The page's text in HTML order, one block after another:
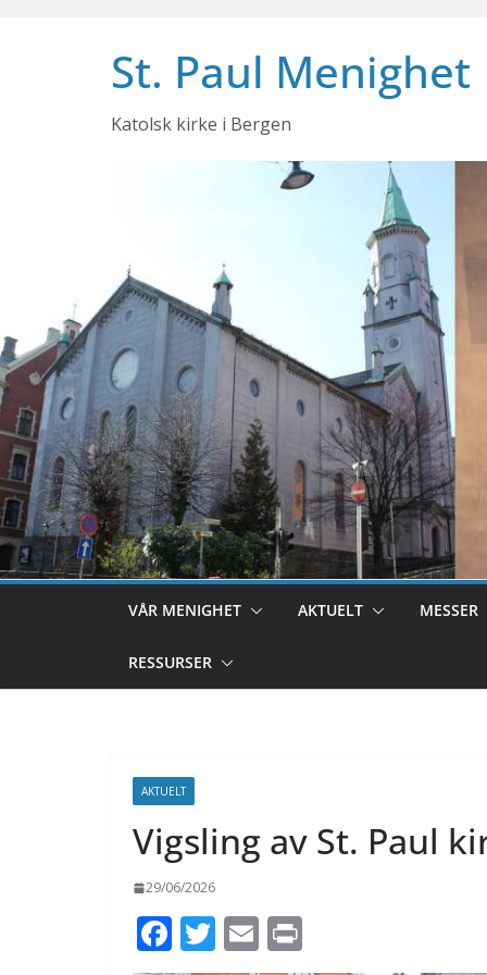
St. Paul Menighet
Katolsk kirke i Bergen
VÅR MENIGHET AKTUELT MESSER
RESSURSER
AKTUELT
Vigsling av St. Paul
29/06/2026
F T E